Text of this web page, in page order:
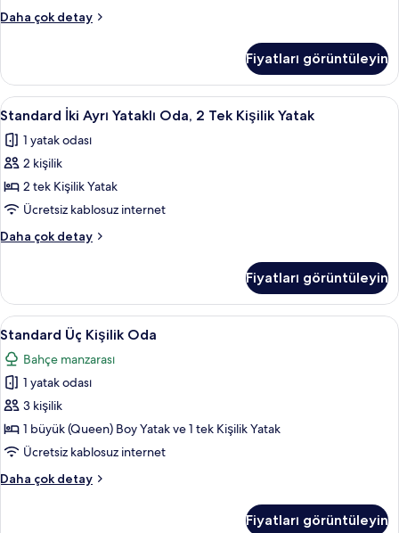
Daha çok detay
Standard
fazla
detay
Fiyatları görüntüleyin
Standard
İki
Ayrı
Yataklı
Oda,
2
Tek
Kişilik
için
tüm
fotoğrafları
görün
Standard İki Ayrı Yataklı Oda, 2 Tek
1
Standard İki Ayrı Yataklı Oda, 2 Tek Kişilik Yatak
1 yatak odası
2 kişilik
2 tek Kişilik Yatak
Ücretsiz kablosuz internet
Daha çok detay
Standard
Oda,
Tek
Kişilik
Yatak
hakkında
daha
fazla
detay
Fiyatları görüntüleyin
Standard
Üç
Kişilik
Oda
için
tüm
fotoğrafları
Standard Üç Kişilik Oda | Minibar, ses
1
Standard Üç Kişilik Oda
Bahçe manzarası
1 yatak odası
3 kişilik
1 büyük (Queen) Boy Yatak ve 1 tek Kişilik Yatak
Ücretsiz kablosuz internet
Daha çok detay
Standard
Fiyatları görüntüleyin